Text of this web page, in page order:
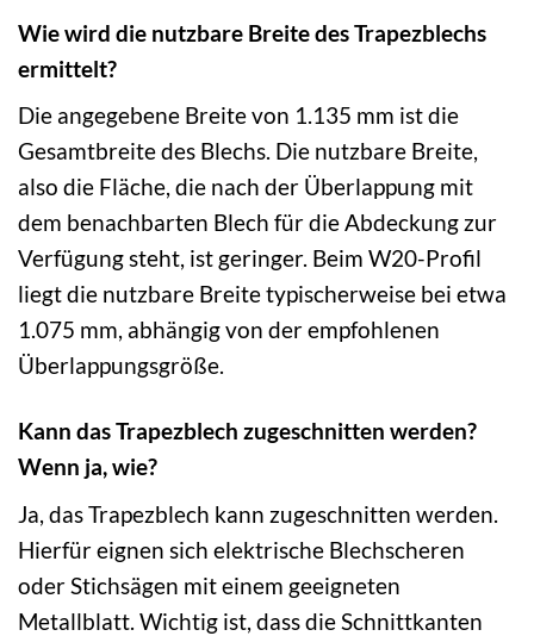
Wie wird die nutzbare Breite des Trapezblechs
ermittelt?
Die angegebene Breite von 1.135 mm ist die
Gesamtbreite des Blechs. Die nutzbare Breite,
also die Fläche, die nach der Überlappung mit
dem benachbarten Blech für die Abdeckung zur
Verfügung steht, ist geringer. Beim W20-Profil
liegt die nutzbare Breite typischerweise bei etwa
1.075 mm, abhängig von der empfohlenen
Überlappungsgröße.
Kann das Trapezblech zugeschnitten werden?
Wenn ja, wie?
Ja, das Trapezblech kann zugeschnitten werden.
Hierfür eignen sich elektrische Blechscheren
oder Stichsägen mit einem geeigneten
Metallblatt. Wichtig ist, dass die Schnittkanten